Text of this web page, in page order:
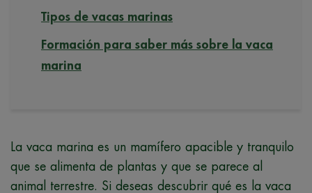
Tipos de vacas marinas
Formación para saber más sobre la vaca
marina
La vaca marina es un mamífero apacible y tranquilo
que se alimenta de plantas y que se parece al
animal terrestre. Si deseas descubrir qué es la vaca